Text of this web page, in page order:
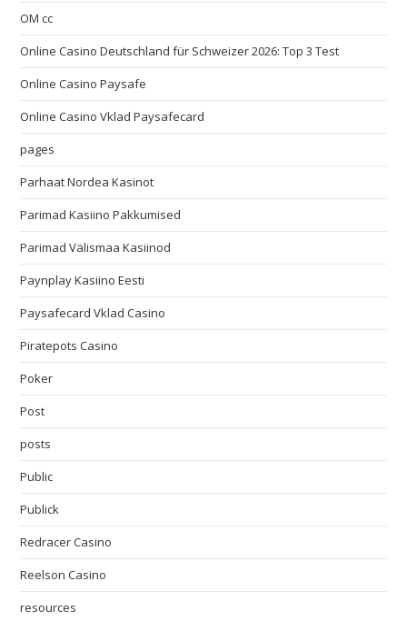
OM cc
Online Casino Deutschland für Schweizer 2026: Top 3 Test
Online Casino Paysafe
Online Casino Vklad Paysafecard
pages
Parhaat Nordea Kasinot
Parimad Kasiino Pakkumised
Parimad Välismaa Kasiinod
Paynplay Kasiino Eesti
Paysafecard Vklad Casino
Piratepots Casino
Poker
Post
posts
Public
Publick
Redracer Casino
Reelson Casino
resources